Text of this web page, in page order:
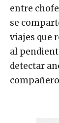
entre
se
viajes que
al
detectar